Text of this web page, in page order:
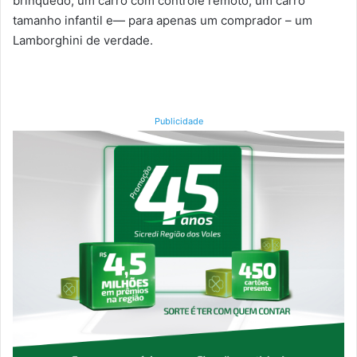
tamanho infantil e— para apenas um comprador – um
Lamborghini de verdade.
Publicidade